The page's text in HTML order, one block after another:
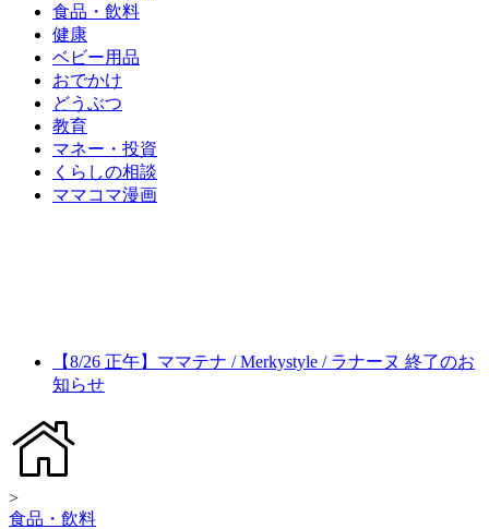
食品・飲料
健康
ベビー用品
おでかけ
どうぶつ
教育
マネー・投資
くらしの相談
ママコマ漫画
【8/26 正午】ママテナ / Merkystyle / ラナーヌ 終了のお
知らせ
>
食品・飲料